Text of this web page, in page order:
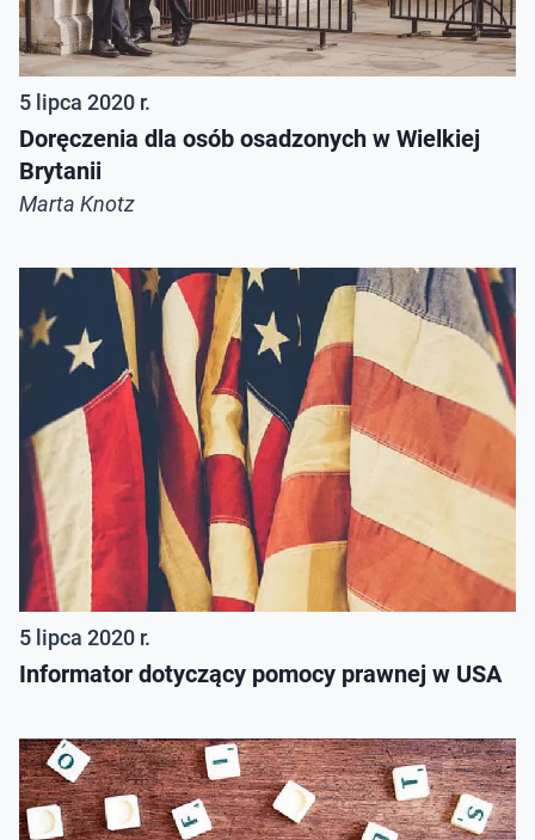
5 lipca 2020 r.
Doręczenia dla osób osadzonych w Wielkiej
Brytanii
Marta Knotz
5 lipca 2020 r.
Informator dotyczący pomocy prawnej w USA